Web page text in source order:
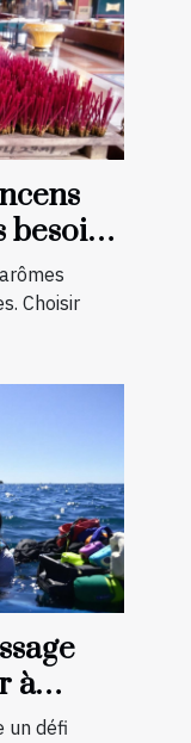
besoins
Choisir
à
?
un défi